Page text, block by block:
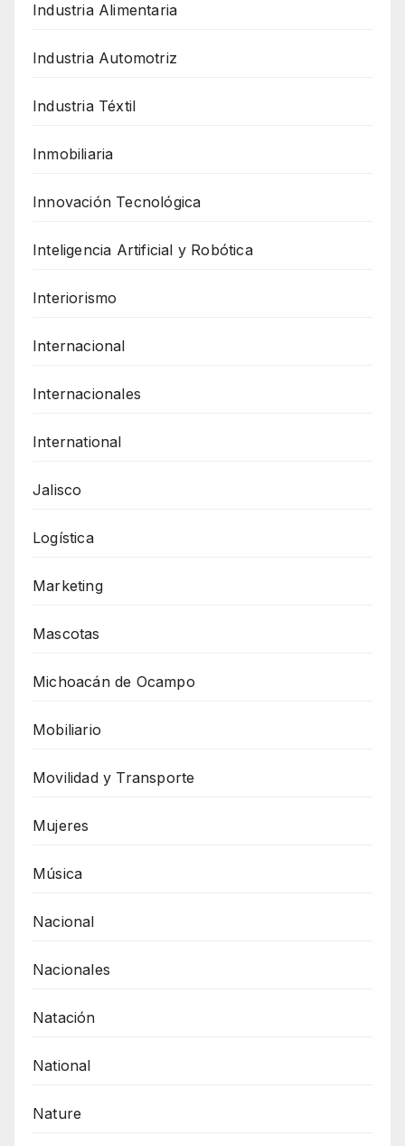
Industria Alimentaria
Industria Automotriz
Industria Téxtil
Inmobiliaria
Innovación Tecnológica
Inteligencia Artificial y Robótica
Interiorismo
Internacional
Internacionales
International
Jalisco
Logística
Marketing
Mascotas
Michoacán de Ocampo
Mobiliario
Movilidad y Transporte
Mujeres
Música
Nacional
Nacionales
Natación
National
Nature